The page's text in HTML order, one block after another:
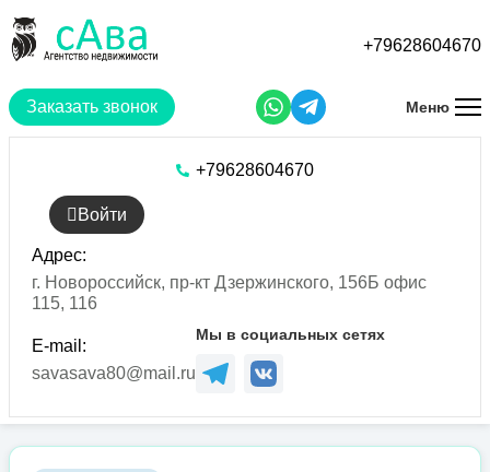
основному
Заказать звонок
+79628604670
Меню
+79628604670
Войти
Адрес:
г. Новороссийск, пр-кт Дзержинского, 156Б офис
115, 116
E-mail:
savasava80@mail.ru
Мы в социальных сетях